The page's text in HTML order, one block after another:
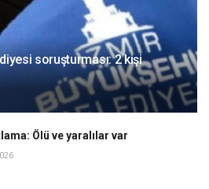
soruşturması: 2 kişi
Ölü ve yaralılar var